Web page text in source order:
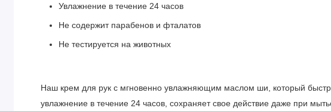
Увлажнение в течение 24 часов
Не содержит парабенов и фталатов
Не тестируется на животных
Наш крем для рук с мгновенно увлажняющим маслом ши, который
увлажнение в течение 24 часов, сохраняет свое действие даже при